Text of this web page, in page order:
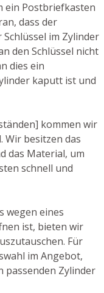
ein Postbriefkasten
dass der
im Zylinder
den Schlüssel nicht
dies ein
kaputt ist und
kommen wir
Wir besitzen das
das Material, um
schnell und
wegen eines
ist, bieten wir
Für
im Angebot,
passenden Zylinder